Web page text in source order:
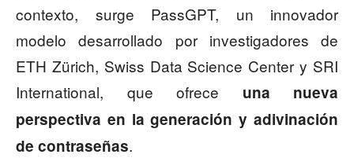
contexto, surge PassGPT, un innovador
modelo desarrollado por investigadores de
ETH Zürich, Swiss Data Science Center y SRI
International, que ofrece una nueva
perspectiva en la generación y adivinación
de contraseñas.